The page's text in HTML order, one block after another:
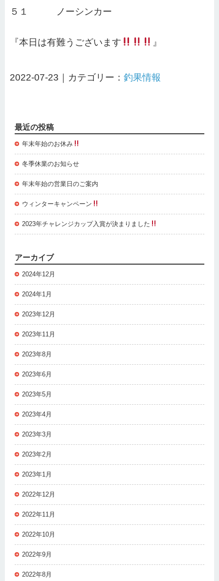
５１ ノーシンカー
『本日は有難うございます 』
2022-07-23｜カテゴリー： 釣果情報
最近の投稿
年末年始のお休み
冬季休業のお知らせ
年末年始の営業日のご案内
ウィンターキャンペーン
2023年チャレンジカップ入賞が決まりました
アーカイブ
2024年12月
2024年1月
2023年12月
2023年11月
2023年8月
2023年6月
2023年5月
2023年4月
2023年3月
2023年2月
2023年1月
2022年12月
2022年11月
2022年10月
2022年9月
2022年8月